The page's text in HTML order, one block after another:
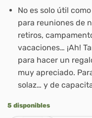
No es solo útil
para reuniones de
retiros,
vacaciones… ¡Ah!
para hacer un
muy apreciado.
solaz… y de
5 disponibles